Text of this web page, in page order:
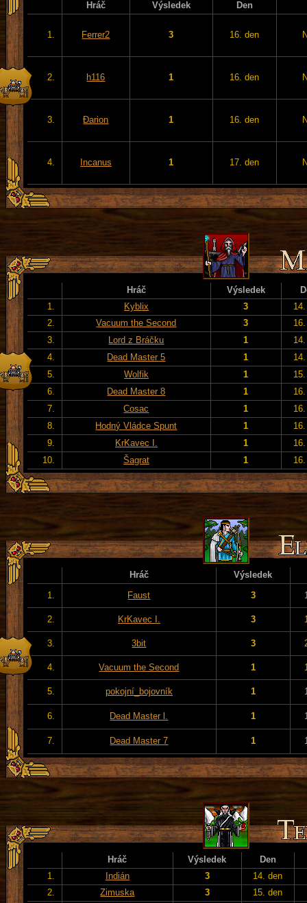
Hráč Výsledek Den
1. Ferrer2 3 16. den
2. h116 1 16. den
3. Đarion 1 16. den
4. Incanus 1 17. den
Hráč Výsledek
1.
Kyblix 3
2.
Vacuum the Second 3
3.
Lord z Bráčku 1
4.
Dead Master 5 1
5.
Wolfik 1
6.
Dead Master 8 1
7.
Cosac 1
8.
Hodný Vládce Spunt 1
9.
KrKavec I. 1
10.
Šagrat 1
Hráč
Výsledek
1.
Faust 3
2. KrKavec I. 3
3. 3bit 3
4. Vacuum the Second 1
5. pokojní_bojovník 1
6. Dead Master l. 1
7. Dead Master 7 1
Hráč Výsledek
Den
1.
Indián 3
14. den
2.
Zimuska 3
15. den